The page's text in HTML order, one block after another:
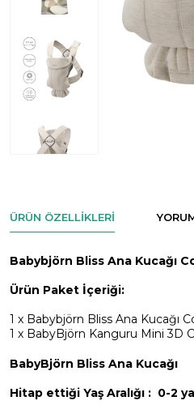
ÜRÜN ÖZELLIKLERI
Babybjörn Bliss Ana Kucağı
Ürün Paket İçeriği:
1 x Babybjörn Bliss Ana Kucağı
1 x BabyBjörn Kanguru Mini 3D
BabyBjörn Bliss Ana Kucağı
Hitap ettiği Yaş Aralığı : 0-2